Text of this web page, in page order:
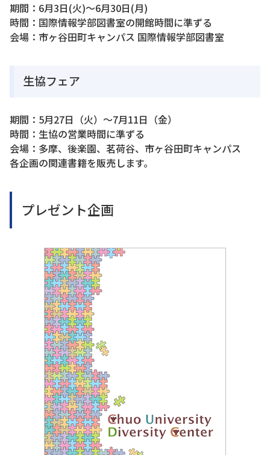
期間：6月3日(火)〜6月30日(月)
時間：国際情報学部図書室の開館時間に準ずる
会場：市ヶ谷田町キャンパス 国際情報学部図書室
生協フェア
期間：5月27日（火）～7月11日（金）
時間：生協の営業時間に準ずる
会場：多摩、後楽園、茗荷谷、市ヶ谷田町キャンパス
各企画の関連書籍を販売します。
プレゼント企画